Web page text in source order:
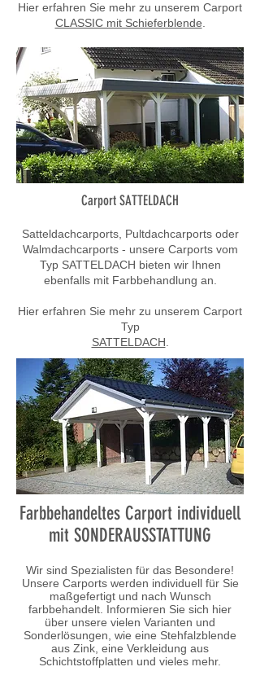
Hier erfahren Sie mehr zu unserem Carport
CLASSIC mit Schieferblende
Carport SATTELDACH
Satteldachcarports, Pultdachcarports oder
Walmdachcarports - unsere Carports vom
Typ SATTELDACH bieten wir Ihnen
ebenfalls mit Farbbehandlung an.
Hier erfahren Sie mehr zu unserem Carport
Typ
SATTELDACH
Farbbehandeltes Carport individuell
mit SONDERAUSSTATTUNG
Wir sind Spezialisten für das Besondere!
Unsere Carports werden individuell für Sie
maßgefertigt und nach Wunsch
farbbehandelt. Informieren Sie sich hier
über unsere vielen Varianten und
Sonderlösungen, wie eine Stehfalzblende
aus Zink, eine Verkleidung aus
Schichtstoffplatten und vieles mehr.